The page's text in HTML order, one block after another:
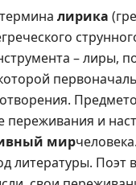
лирика
– лиры,
переживания и
мир
литературы. Поэт